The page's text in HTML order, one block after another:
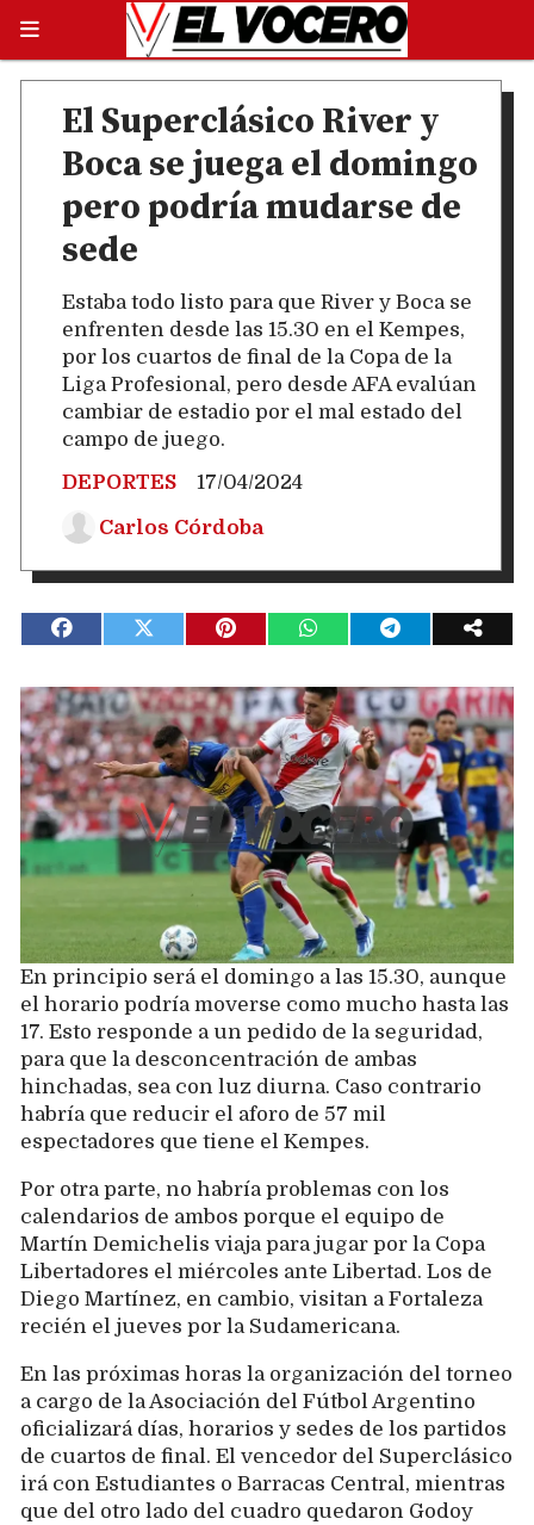
El Superclásico River y
Boca se juega el domingo
pero podría mudarse de
sede
Estaba todo listo para que River y Boca se
enfrenten desde las 15.30 en el Kempes,
por los cuartos de final de la Copa de la
Liga Profesional, pero desde AFA evalúan
cambiar de estadio por el mal estado del
campo de juego.
DEPORTES
17/04/2024
Carlos Córdoba
En principio será el domingo a las 15.30, aunque
el horario podría moverse como mucho hasta las
17. Esto responde a un pedido de la seguridad,
para que la desconcentración de ambas
hinchadas, sea con luz diurna. Caso contrario
habría que reducir el aforo de 57 mil
espectadores que tiene el Kempes.
Por otra parte, no habría problemas con los
calendarios de ambos porque el equipo de
Martín Demichelis viaja para jugar por la Copa
Libertadores el miércoles ante Libertad. Los de
Diego Martínez, en cambio, visitan a Fortaleza
recién el jueves por la Sudamericana.
En las próximas horas la organización del torneo
a cargo de la Asociación del Fútbol Argentino
oficializará días, horarios y sedes de los partidos
de cuartos de final. El vencedor del Superclásico
irá con Estudiantes o Barracas Central, mientras
que del otro lado del cuadro quedaron Godoy